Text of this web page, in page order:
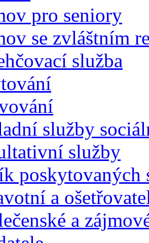
pro seniory
se zvláštním
služba
služby
služby
poskytovaných
a
a